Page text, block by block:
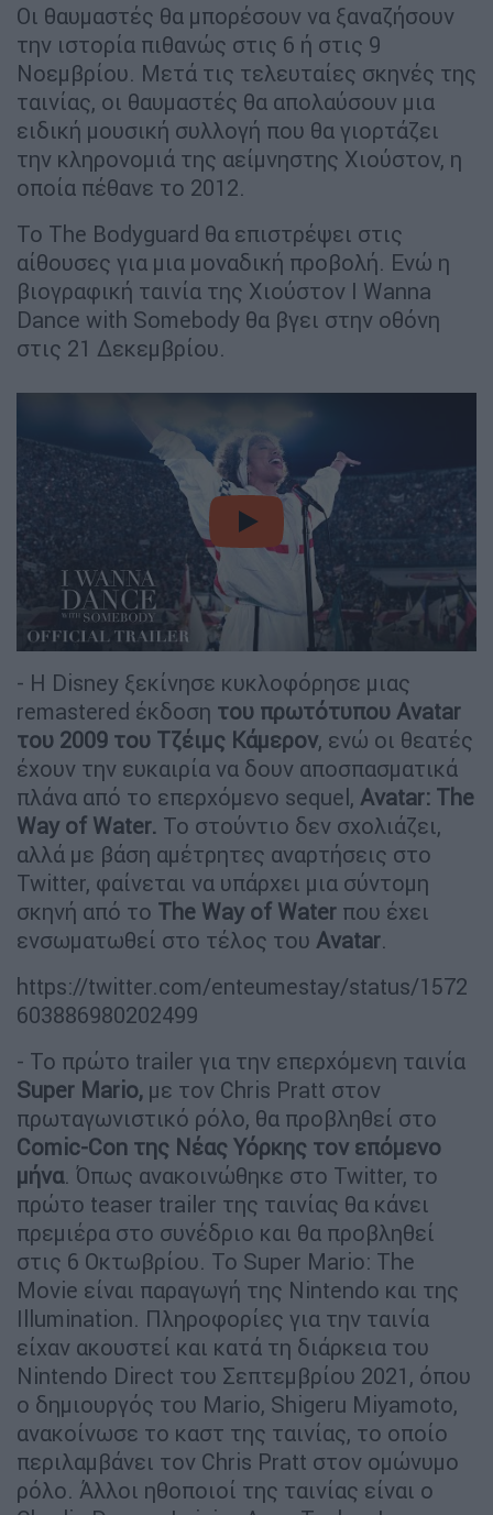
Οι θαυμαστές θα μπορέσουν να ξαναζήσουν
την ιστορία πιθανώς στις 6 ή στις 9
Νοεμβρίου. Μετά τις τελευταίες σκηνές της
ταινίας, οι θαυμαστές θα απολαύσουν μια
ειδική μουσική συλλογή που θα γιορτάζει
την κληρονομιά της αείμνηστης Χιούστον, η
οποία πέθανε το 2012.
Το The Bodyguard θα επιστρέψει στις
αίθουσες για μια μοναδική προβολή. Ενώ η
βιογραφική ταινία της Χιούστον I Wanna
Dance with Somebody θα βγει στην οθόνη
στις 21 Δεκεμβρίου.
video
- Η Disney ξεκίνησε κυκλοφόρησε μιας
remastered έκδοση του πρωτότυπου Avatar
του 2009 του Τζέιμς Κάμερον, ενώ οι θεατές
έχουν την ευκαιρία να δουν αποσπασματικά
πλάνα από το επερχόμενο sequel, Avatar: The
Way of Water. Το στούντιο δεν σχολιάζει,
αλλά με βάση αμέτρητες αναρτήσεις στο
Twitter, φαίνεται να υπάρχει μια σύντομη
σκηνή από το The Way of Water που έχει
ενσωματωθεί στο τέλος του Avatar.
https://twitter.com/enteumestay/status/1572
603886980202499
- Το πρώτο trailer για την επερχόμενη ταινία
Super Mario, με τον Chris Pratt στον
πρωταγωνιστικό ρόλο, θα προβληθεί στο
Comic-Con της Νέας Υόρκης τον επόμενο
μήνα. Όπως ανακοινώθηκε στο Twitter, το
πρώτο teaser trailer της ταινίας θα κάνει
πρεμιέρα στο συνέδριο και θα προβληθεί
στις 6 Οκτωβρίου. Το Super Mario: The
Movie είναι παραγωγή της Nintendo και της
Illumination. Πληροφορίες για την ταινία
είχαν ακουστεί και κατά τη διάρκεια του
Nintendo Direct του Σεπτεμβρίου 2021, όπου
ο δημιουργός του Mario, Shigeru Miyamoto,
ανακοίνωσε το καστ της ταινίας, το οποίο
περιλαμβάνει τον Chris Pratt στον ομώνυμο
ρόλο. Άλλοι ηθοποιοί της ταινίας είναι ο